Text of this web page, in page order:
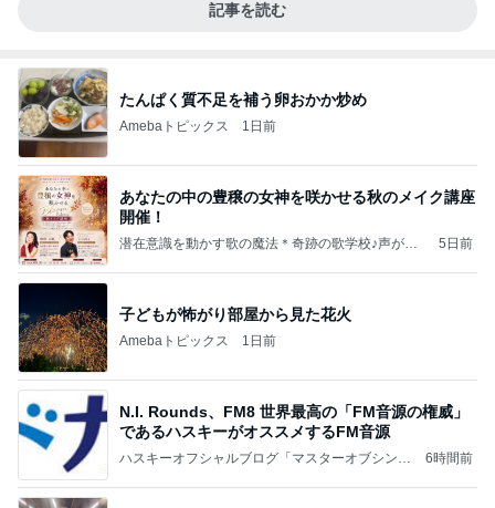
記事を読む
たんぱく質不足を補う卵おかか炒め
Amebaトピックス 1日前
あなたの中の豊穣の女神を咲かせる秋のメイク講座
開催！
潜在意識を動かす歌の魔法＊奇跡の歌学校♪声が伝
5日前
子どもが怖がり部屋から見た花火
Amebaトピックス 1日前
N.I. Rounds、FM8 世界最高の「FM音源の権威」
であるハスキーがオススメするFM音源
ハスキーオフシャルブログ「マスターオブシンセ
6時間前